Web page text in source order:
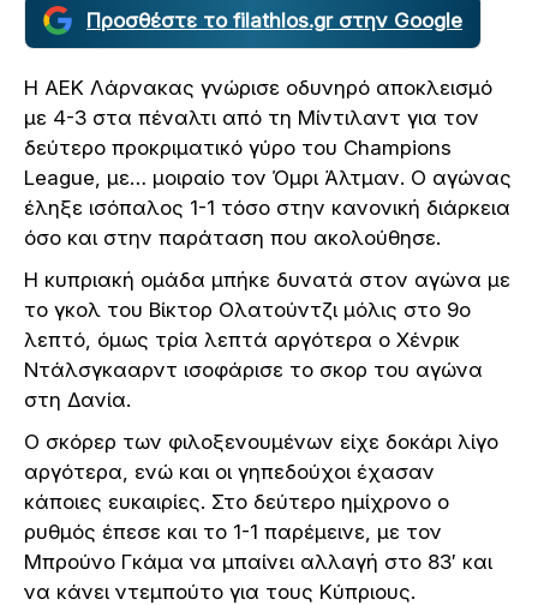
Προσθέστε το filathlos.gr στην Google
Η ΑΕΚ Λάρνακας γνώρισε οδυνηρό αποκλεισμό
με 4-3 στα πέναλτι από τη Μίντιλαντ για τον
δεύτερο προκριματικό γύρο του Champions
League, με… μοιραίο τον Όμρι Άλτμαν. Ο αγώνας
έληξε ισόπαλος 1-1 τόσο στην κανονική διάρκεια
όσο και στην παράταση που ακολούθησε.
Η κυπριακή ομάδα μπήκε δυνατά στον αγώνα με
το γκολ του Βίκτορ Ολατούντζι μόλις στο 9ο
λεπτό, όμως τρία λεπτά αργότερα ο Χένρικ
Ντάλσγκααρντ ισοφάρισε το σκορ του αγώνα
στη Δανία.
Ο σκόρερ των φιλοξενουμένων είχε δοκάρι λίγο
αργότερα, ενώ και οι γηπεδούχοι έχασαν
κάποιες ευκαιρίες. Στο δεύτερο ημίχρονο ο
ρυθμός έπεσε και το 1-1 παρέμεινε, με τον
Μπρούνο Γκάμα να μπαίνει αλλαγή στο 83′ και
να κάνει ντεμπούτο για τους Κύπριους.